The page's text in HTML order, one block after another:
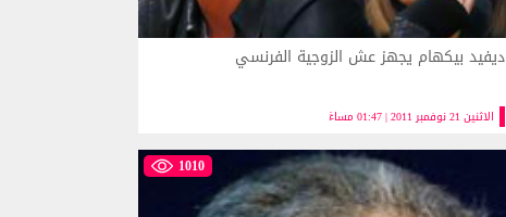
الاثنين 21 نوفمبر 2011 | 01:47 مساءً
ديفيد بيكهام يجهز عش الزوجية الفرنسي
1010